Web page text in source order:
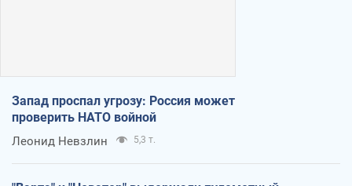
Запад проспал угрозу: Россия может
проверить НАТО войной
Леонид Невзлин 5,3 т.